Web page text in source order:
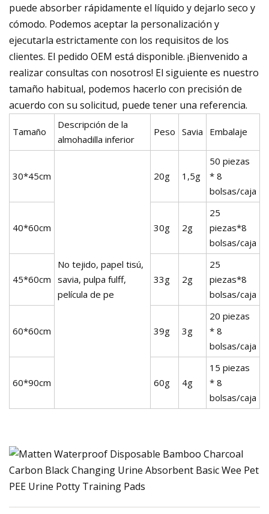
puede absorber rápidamente el líquido y dejarlo seco y
cómodo. Podemos aceptar la personalización y
ejecutarla estrictamente con los requisitos de los
clientes. El pedido OEM está disponible. ¡Bienvenido a
realizar consultas con nosotros! El siguiente es nuestro
tamaño habitual, podemos hacerlo con precisión de
acuerdo con su solicitud, puede tener una referencia.
Tamaño
Descripción de la
almohadilla inferior
Peso Savia Embalaje
30*45cm
No tejido, papel tisú,
savia, pulpa fulff,
película de pe
20g 1,5g
50 piezas
* 8
bolsas/caja
40*60cm 30g 2g
25
piezas*8
bolsas/caja
45*60cm 33g 2g
25
piezas*8
bolsas/caja
60*60cm 39g 3g
20 piezas
* 8
bolsas/caja
60*90cm 60g 4g
15 piezas
* 8
bolsas/caja